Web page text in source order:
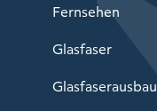
Fernsehen
Glasfaser
Glasfaserausbau